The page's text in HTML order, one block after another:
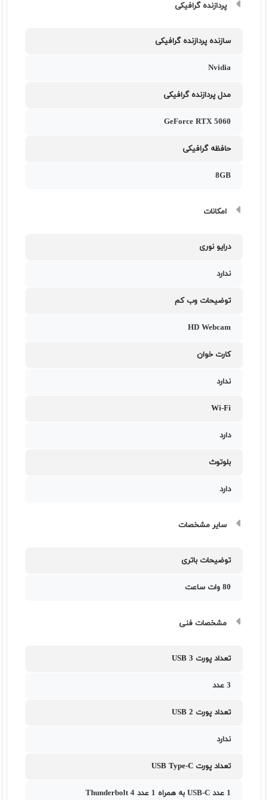
پردازنده گرافیکی
سازنده پردازنده گرافیکی
Nvidia
مدل پردازنده گرافیکی
GeForce RTX 5060
حافظه گرافیکی
8GB
امکانات
درایو نوری
ندارد
توضیحات وب کم
HD Webcam
کارت خوان
ندارد
Wi-Fi
دارد
بلوتوث
دارد
سایر مشخصات
توضیحات باتری
80 وات ساعت
مشخصات فنی
تعداد پورت USB 3
3 عدد
تعداد پورت USB 2
ندارد
تعداد پورت USB Type-C
1 عدد USB-C به همراه 1 عدد Thunderbolt 4